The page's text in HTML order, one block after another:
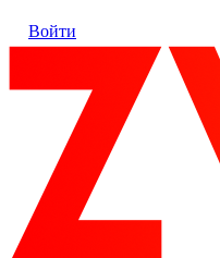
Войти